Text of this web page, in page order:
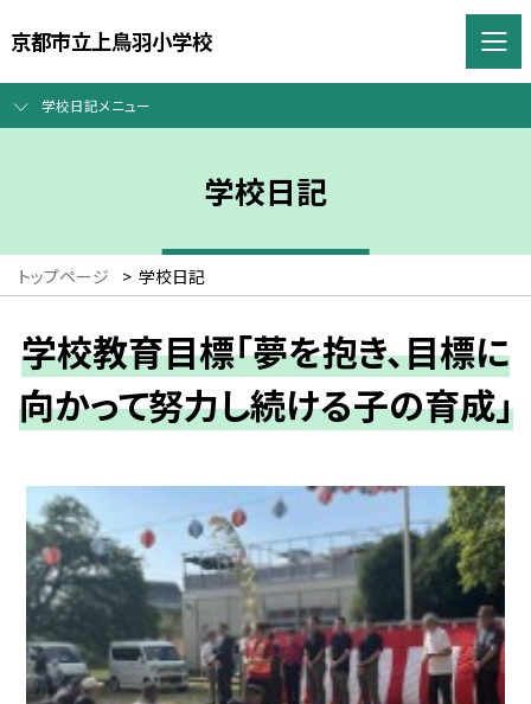
京都市立上鳥羽小学校
学校日記メニュー
学校日記
トップページ > 学校日記
学校教育目標「夢を抱き、目標に
向かって努力し続ける子の育成」